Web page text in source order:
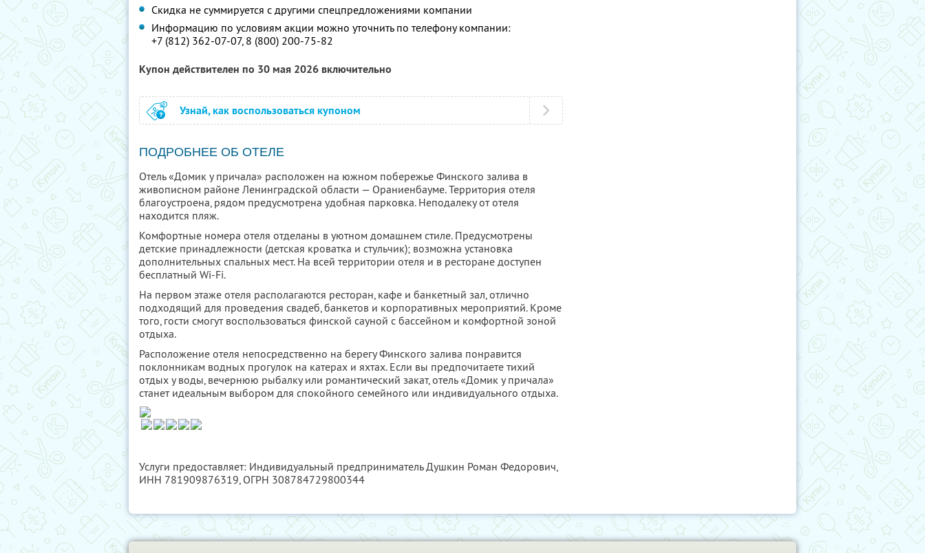
Скидка не суммируется с другими спецпредложениями компании
Информацию по условиям акции можно уточнить по телефону компании:
+7 (812) 362-07-07, 8 (800) 200-75-82
Купон действителен по 30 мая 2026 включительно
Узнай, как воспользоваться купоном
ПОДРОБНЕЕ ОБ ОТЕЛЕ
Отель «Домик у причала» расположен на южном побережье Финского залива в
живописном районе Ленинградской области — Ораниенбауме. Территория отеля
благоустроена, рядом предусмотрена удобная парковка. Неподалеку от отеля
находится пляж.
Комфортные номера отеля отделаны в уютном домашнем стиле. Предусмотрены
детские принадлежности (детская кроватка и стульчик); возможна установка
дополнительных спальных мест. На всей территории отеля и в ресторане доступен
бесплатный Wi-Fi.
На первом этаже отеля располагаются ресторан, кафе и банкетный зал, отлично
подходящий для проведения свадеб, банкетов и корпоративных мероприятий. Кроме
того, гости смогут воспользоваться финской сауной с бассейном и комфортной зоной
отдыха.
Расположение отеля непосредственно на берегу Финского залива понравится
поклонникам водных прогулок на катерах и яхтах. Если вы предпочитаете тихий
отдых у воды, вечернюю рыбалку или романтический закат, отель «Домик у причала»
станет идеальным выбором для спокойного семейного или индивидуального отдыха.
Услуги предоставляет: Индивидуальный предприниматель Душкин Роман Федорович,
ИНН 781909876319, ОГРН 308784729800344